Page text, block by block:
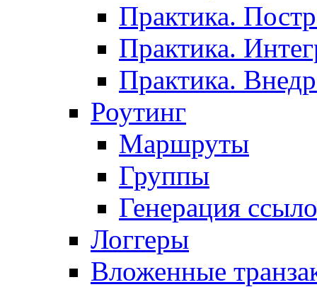
Практика.
Практика.
Практика.
Роутинг
Маршруты
Группы
Генерация
Логгеры
Вложенные